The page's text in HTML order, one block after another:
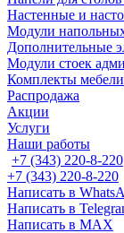
Настенные и
Модули
Дополнительные
Модули стоек
Комплекты мебели
Распродажа
Акции
Услуги
Наши работы
+7 (343) 220-8-220
+7 (343) 220-8-220
Написать в
Написать в
Написать в MAX